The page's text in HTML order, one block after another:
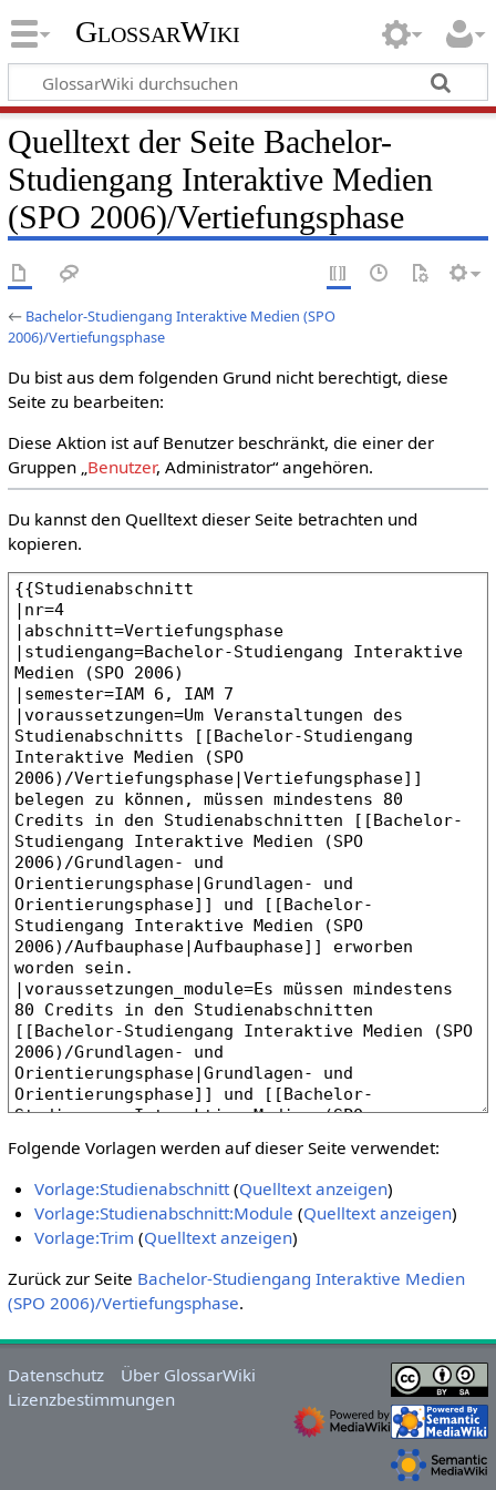
GlossarWiki
Quelltext der Seite Bachelor-
Studiengang Interaktive Medien
(SPO 2006)/Vertiefungsphase
← Bachelor-Studiengang Interaktive Medien (SPO
2006)/Vertiefungsphase
Du bist aus dem folgenden Grund nicht berechtigt, diese
Seite zu bearbeiten:
Diese Aktion ist auf Benutzer beschränkt, die einer der
Gruppen „Benutzer, Administrator“ angehören.
Du kannst den Quelltext dieser Seite betrachten und
kopieren.
Folgende Vorlagen werden auf dieser Seite verwendet:
Vorlage:Studienabschnitt(Quelltext anzeigen)
Vorlage:Studienabschnitt:Module (Quelltext anzeigen)
Vorlage:Trim (Quelltext anzeigen)
Zurück zur Seite Bachelor-Studiengang Interaktive Medien
(SPO 2006)/Vertiefungsphase.
Datenschutz
Über GlossarWiki
Lizenzbestimmungen